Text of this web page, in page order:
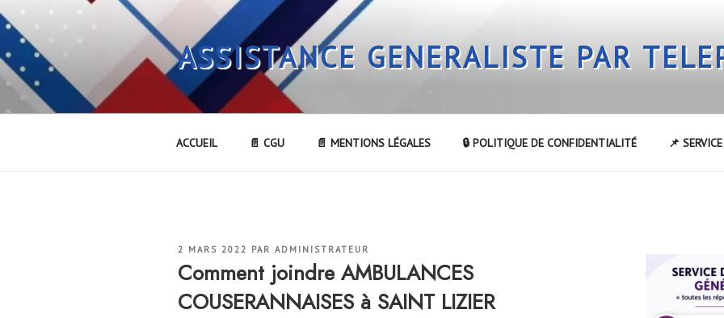
Aller
au
contenu
principal
ASSISTANCE GENERALISTE PAR
ACCUEIL 📄 CGU 📄 MENTIONS LÉGALES 🔒 POLITIQUE DE CONFIDENTIALITÉ 📌
PUBLIÉ
2 MARS 2022 PAR ADMINISTRATEUR
Comment joindre AMBULANCES
COUSERANNAISES à SAINT LIZIER